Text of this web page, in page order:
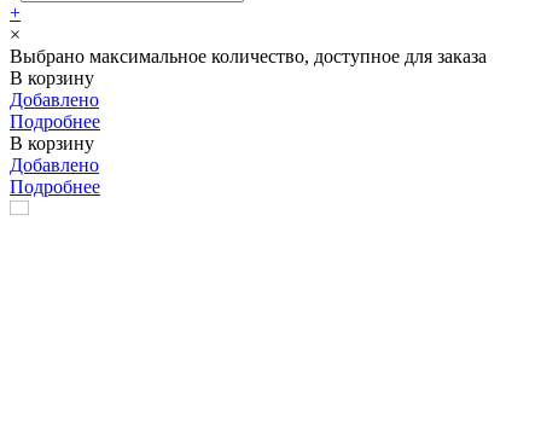
+
×
Выбрано максимальное количество, доступное для заказа
В корзину
Добавлено
Подробнее
В корзину
Добавлено
Подробнее